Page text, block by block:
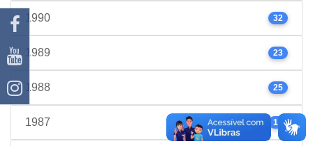
1990 32
1989 23
1988 25
1987 17